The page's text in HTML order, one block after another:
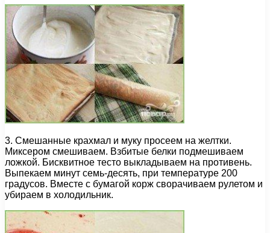
3. Смешанные крахмал и муку просеем на желтки.
Миксером смешиваем. Взбитые белки подмешиваем
ложкой. Бисквитное тесто выкладываем на противень.
Выпекаем минут семь-десять, при температуре 200
градусов. Вместе с бумагой корж сворачиваем рулетом и
убираем в холодильник.